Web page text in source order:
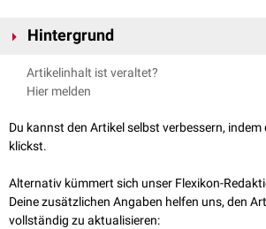
Hintergrund
Varikositäten übernehmen im Erfolgsorgan die
besitzen keine
Varikositäten dient daher vor allem der
Axons, sodass eine größere Kontaktfläche
sondern in seinem gesamten organnahen
perlschnurartig angeordneten Varikositäten
Synapse par distance".
Artikelinhalt ist veraltet?
Hier melden
Du kannst den Artikel selbst verbessern, indem
klickst.
Alternativ kümmert sich unser Flexikon-
Deine zusätzlichen Angaben helfen uns, den
vollständig zu aktualisieren: